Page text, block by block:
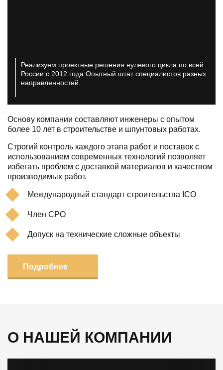
Реализуем проектные решения нулевого цикла по всей
России с 2012 года Опытный штат специалистов разных
направленностей.
Основу компании составляют инженеры с опытом
более 10 лет в строительстве и шпунтовых работах.
Строгий контроль каждого этапа работ и поставок с
использованием современных технологий позволяет
избегать проблем с доставкой материалов и качеством
производимых работ.
Международный стандарт строительства ICO
Член СРО
Допуск на технические сложные объекты
Подробнее
О НАШЕЙ КОМПАНИИ